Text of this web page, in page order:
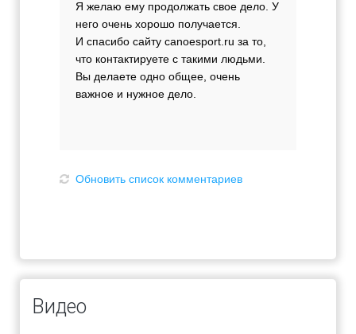
Я желаю ему продолжать свое дело. У
него очень хорошо получается.
И спасибо сайту canoesport.ru за то,
что контактируете с такими людьми.
Вы делаете одно общее, очень
важное и нужное дело.
Обновить список комментариев
Видео